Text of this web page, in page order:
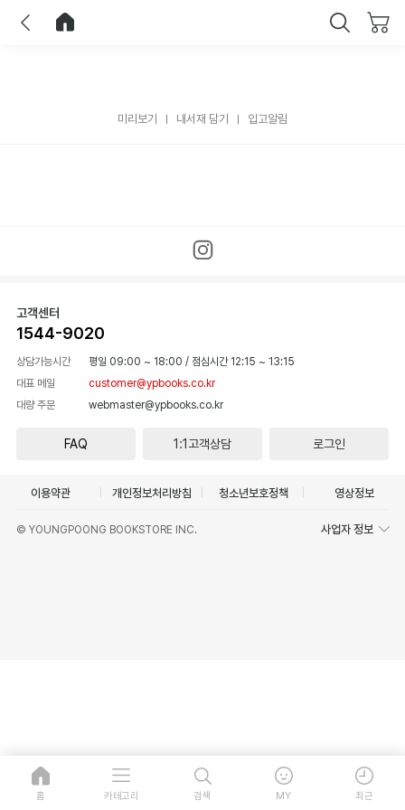
미리보기 내서재 담기 입고알림
고객센터
1544-9020
상담가능시간 평일 09:00 ~ 18:00 / 점심시간 12:15 ~ 13:15
대표 메일
customer@ypbooks.co.kr
대량 주문
webmaster@ypbooks.co.kr
FAQ 1:1고객상담 로그인
이용약관 개인정보처리방침 청소년보호정책 영상정보
© YOUNGPOONG BOOKSTORE INC. 사업자 정보
홈 카테고리 검색 MY 최근